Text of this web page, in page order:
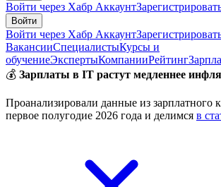
Войти через Хабр Аккаунт
Войти
Войти через Хабр Аккаунт
ВакансииСпециалистыКурсы и
обучениеЭкспертыКомпанииРейтинг
💰 Зарплаты в IT растут медленнее
Проанализировали данные из зарплатного
первое полугодие 2026 года и делимся в